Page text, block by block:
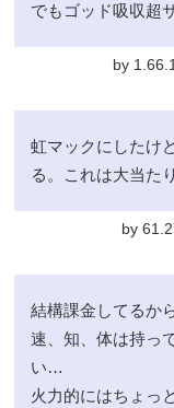
でもゴッド吸収超
by
虹マックにしたけ
る。これは大当た
by
結構課金してるか
速、知、体は持っ
い…
火力的にはちょっ